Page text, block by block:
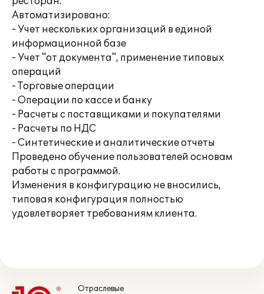
Автоматизировано:
- Учет нескольких организаций в единой
информационной базе
- Учет "от документа", применение типовых
операций
- Торговые операции
- Операции по кассе и банку
- Расчеты с поставщиками и покупателями
- Расчеты по НДС
- Синтетические и аналитические отчеты
Проведено обучение пользователей основам
работы с программой.
Изменения в конфигурацию не вносились,
типовая конфигурация полностью
удовлетворяет требованиям клиента.
Отраслевые